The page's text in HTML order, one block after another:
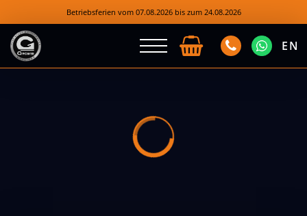
Betriebsferien vom 07.08.2026 bis zum 24.08.2026
EN